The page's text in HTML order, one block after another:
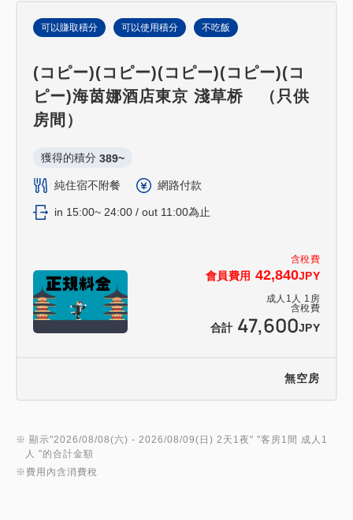
含稅費
會員費用 42,840JPY
成人 1 人 1 房
含稅費
合計 47,600JPY
可以賺取積分 可以使用積分 不吃飯
(コピー)(コピー)(コピー)(コピー)(コ
ピー)海茵娜酒店東京 淺草桥 （只供
房間）
獲得的積分 389~
純住宿不附餐 網路付款
in 15:00~ 24:00 / out 11:00為止
無空房
※ 顯示"2026/08/08(六) - 2026/08/09(日) 2天1夜" "客房1間 成人1
人 "的合計金額
※費用內含消費稅